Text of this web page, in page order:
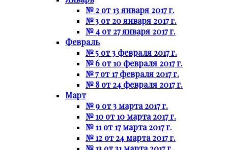
№ 2 от 13 января 2017 г.
№ 3 от 20 января 2017 г.
№ 4 от 27 января 2017 г.
Февраль
№ 5 от 3 февраля 2017 г.
№ 6 от 10 февраля 2017 г.
№ 7 от 17 февраля 2017 г.
№ 8 от 24 февраля 2017 г.
Март
№ 9 от 3 марта 2017 г.
№ 10 от 10 марта 2017 г.
№ 11 от 17 марта 2017 г.
№ 12 от 24 марта 2017 г.